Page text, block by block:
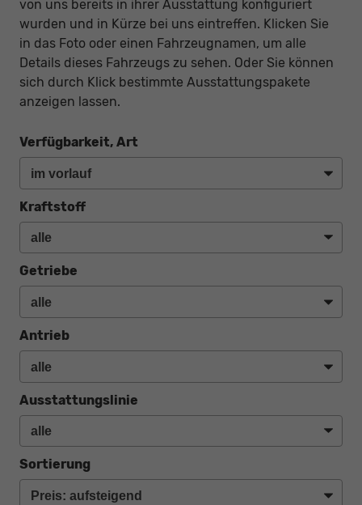
von uns bereits in ihrer Ausstattung konfiguriert
wurden und in Kürze bei uns eintreffen. Klicken Sie
in das Foto oder einen Fahrzeugnamen, um alle
Details dieses Fahrzeugs zu sehen. Oder Sie können
sich durch Klick bestimmte Ausstattungspakete
anzeigen lassen.
Verfügbarkeit, Art
Kraftstoff
Getriebe
Antrieb
Ausstattungslinie
Sortierung